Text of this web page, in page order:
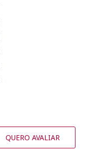
QUERO AVALIAR